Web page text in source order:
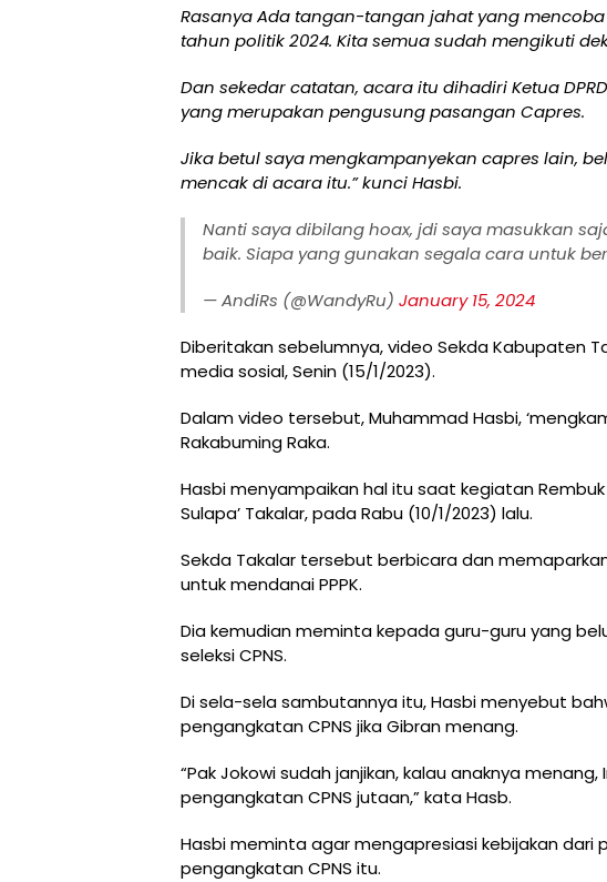
Rasanya Ada tangan-tangan jahat yang
tahun politik 2024. Kita semua sudah mengikuti
Dan sekedar catatan, acara itu dihadiri Ketua
yang merupakan pengusung pasangan Capres.
Jika betul saya mengkampanyekan capres lain,
mencak di acara itu.” kunci Hasbi.
Nanti saya dibilang hoax, jdi saya masukkan
baik. Siapa yang gunakan segala cara untuk
— AndiRs (@WandyRu) January 15, 2024
Diberitakan sebelumnya, video Sekda Kabupaten
media sosial, Senin (15/1/2023).
Dalam video tersebut, Muhammad Hasbi,
Rakabuming Raka.
Hasbi menyampaikan hal itu saat kegiatan
Sulapa’ Takalar, pada Rabu (10/1/2023) lalu.
Sekda Takalar tersebut berbicara dan
untuk mendanai PPPK.
Dia kemudian meminta kepada guru-guru yang
seleksi CPNS.
Di sela-sela sambutannya itu, Hasbi menyebut
pengangkatan CPNS jika Gibran menang.
“Pak Jokowi sudah janjikan, kalau anaknya
pengangkatan CPNS jutaan,” kata Hasb.
Hasbi meminta agar mengapresiasi kebijakan
pengangkatan CPNS itu.